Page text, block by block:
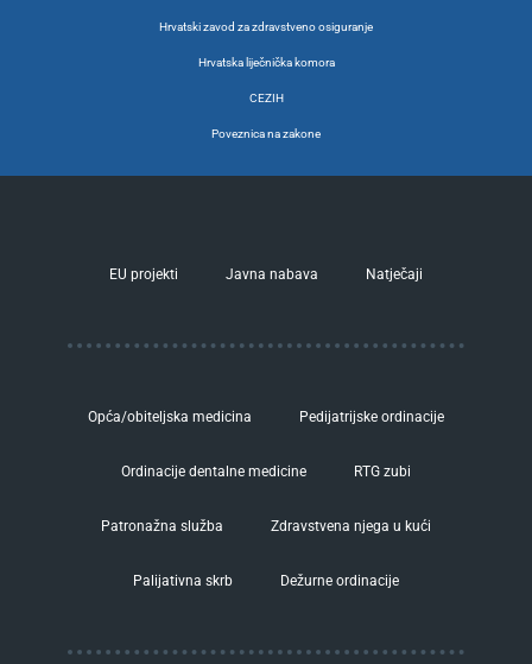
Hrvatski zavod za zdravstveno osiguranje
Hrvatska liječnička komora
CEZIH
Poveznica na zakone
EU projekti Javna nabava Natječaji
Opća/obiteljska medicina Pedijatrijske ordinacije
Ordinacije dentalne medicine RTG zubi
Patronažna služba Zdravstvena njega u kući
Palijativna skrb Dežurne ordinacije